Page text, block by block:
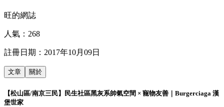
旺的網誌
人氣： 268
註冊日期： 2017年10月09日
文章 關於
【松山區/南京三民】民生社區黑灰系帥氣空間 × 寵物友善｜Burgerciaga 漢
堡世家